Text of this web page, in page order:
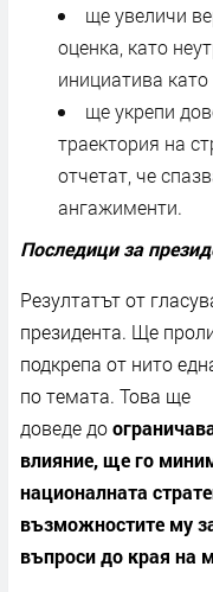
ще увеличи
оценка, като
инициатива
ще укрепи
траектория на
отчетат, че
ангажименти.
Последици за
Резултатът от
президента. Ще
подкрепа от нито
по темата. Това ще
доведе до
влияние, ще го
националната
възможностите му
въпроси до края на